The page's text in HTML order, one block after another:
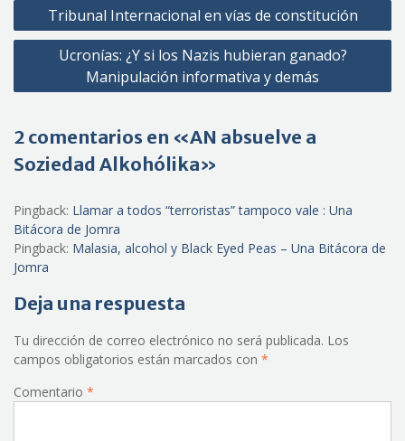
de
entradas
Tribunal Internacional en vías de constitución
Ucronías: ¿Y si los Nazis hubieran ganado?
Manipulación informativa y demás
2 comentarios en «AN absuelve a
Soziedad Alkohólika»
Pingback: Llamar a todos “terroristas” tampoco vale : Una
Bitácora de Jomra
Pingback: Malasia, alcohol y Black Eyed Peas – Una Bitácora de
Jomra
Deja una respuesta
Tu dirección de correo electrónico no será publicada. Los
campos obligatorios están marcados con *
Comentario *